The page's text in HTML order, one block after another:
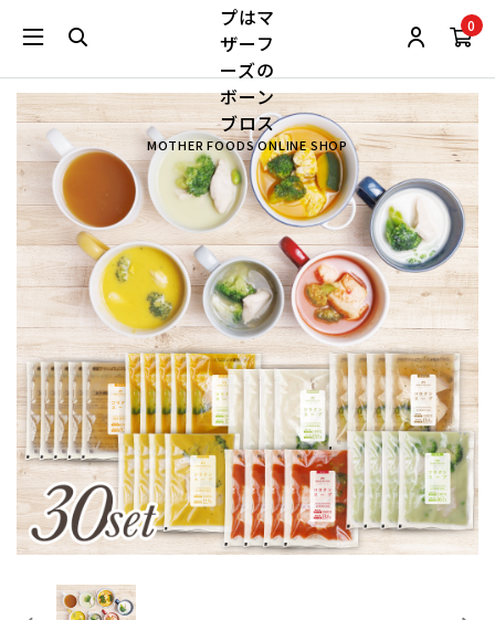
MOTHER FOODS ONLINE SHOP
0